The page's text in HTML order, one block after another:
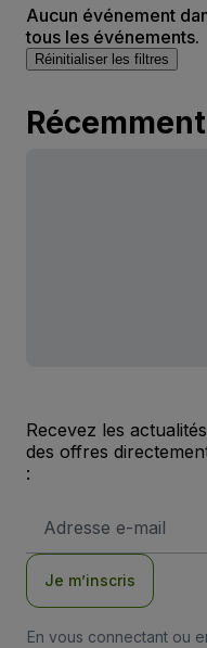
Aucun événement
tous les événements.
Réinitialiser les filtres
Recevez les
des offres
:
e-
Je m’inscris
En vous connectant ou